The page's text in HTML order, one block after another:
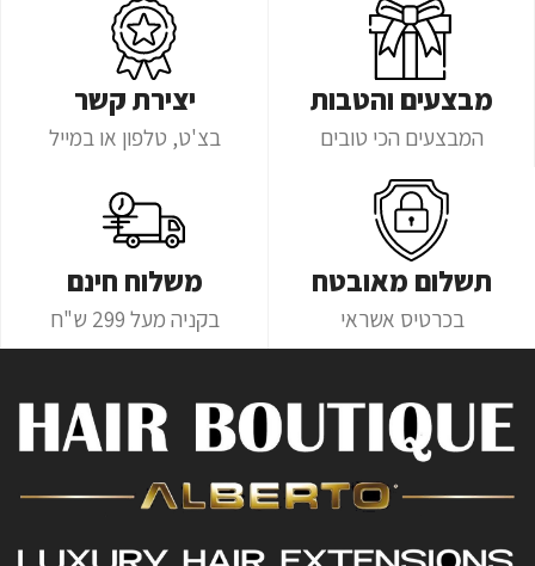
מבצעים והטבות
המבצעים הכי טובים
יצירת קשר
בצ'ט, טלפון או במייל
תשלום מאובטח
בכרטיס אשראי
משלוח חינם
בקניה מעל 299 ש"ח